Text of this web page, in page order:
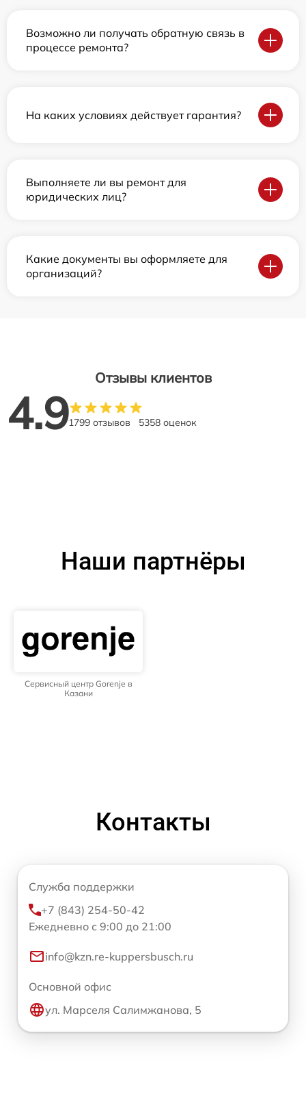
Возможно ли получать обратную связь в
процессе ремонта?
На каких условиях действует гарантия?
Выполняете ли вы ремонт для
юридических лиц?
Какие документы вы оформляете для
организаций?
Отзывы клиентов
4.91799 отзывов 5358 оценок
Наши партнёры
Сервисный центр Gorenje в
Казани
Контакты
Служба поддержки
+7 (843) 254-50-42
Ежедневно с 9:00 до 21:00
info@kzn.re-kuppersbusch.ru
Основной офис
ул. Марселя Салимжанова, 5